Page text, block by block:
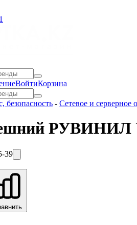
ВойтиКорзина
безопасность - Сетевое и серверное
РУВИНИЛ
39